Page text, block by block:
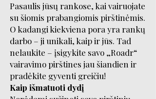
Pasaulis jūsų rankose, kai vairuojate
su šiomis prabangiomis pirštinėmis.
O kadangi kiekviena pora yra rankų
darbo – ji unikali, kaip ir jūs. Tad
nelaukite – įsigykite savo „Roadr“
vairavimo pirštines jau šiandien ir
pradėkite gyventi greičiu!
Kaip išmatuoti dydį